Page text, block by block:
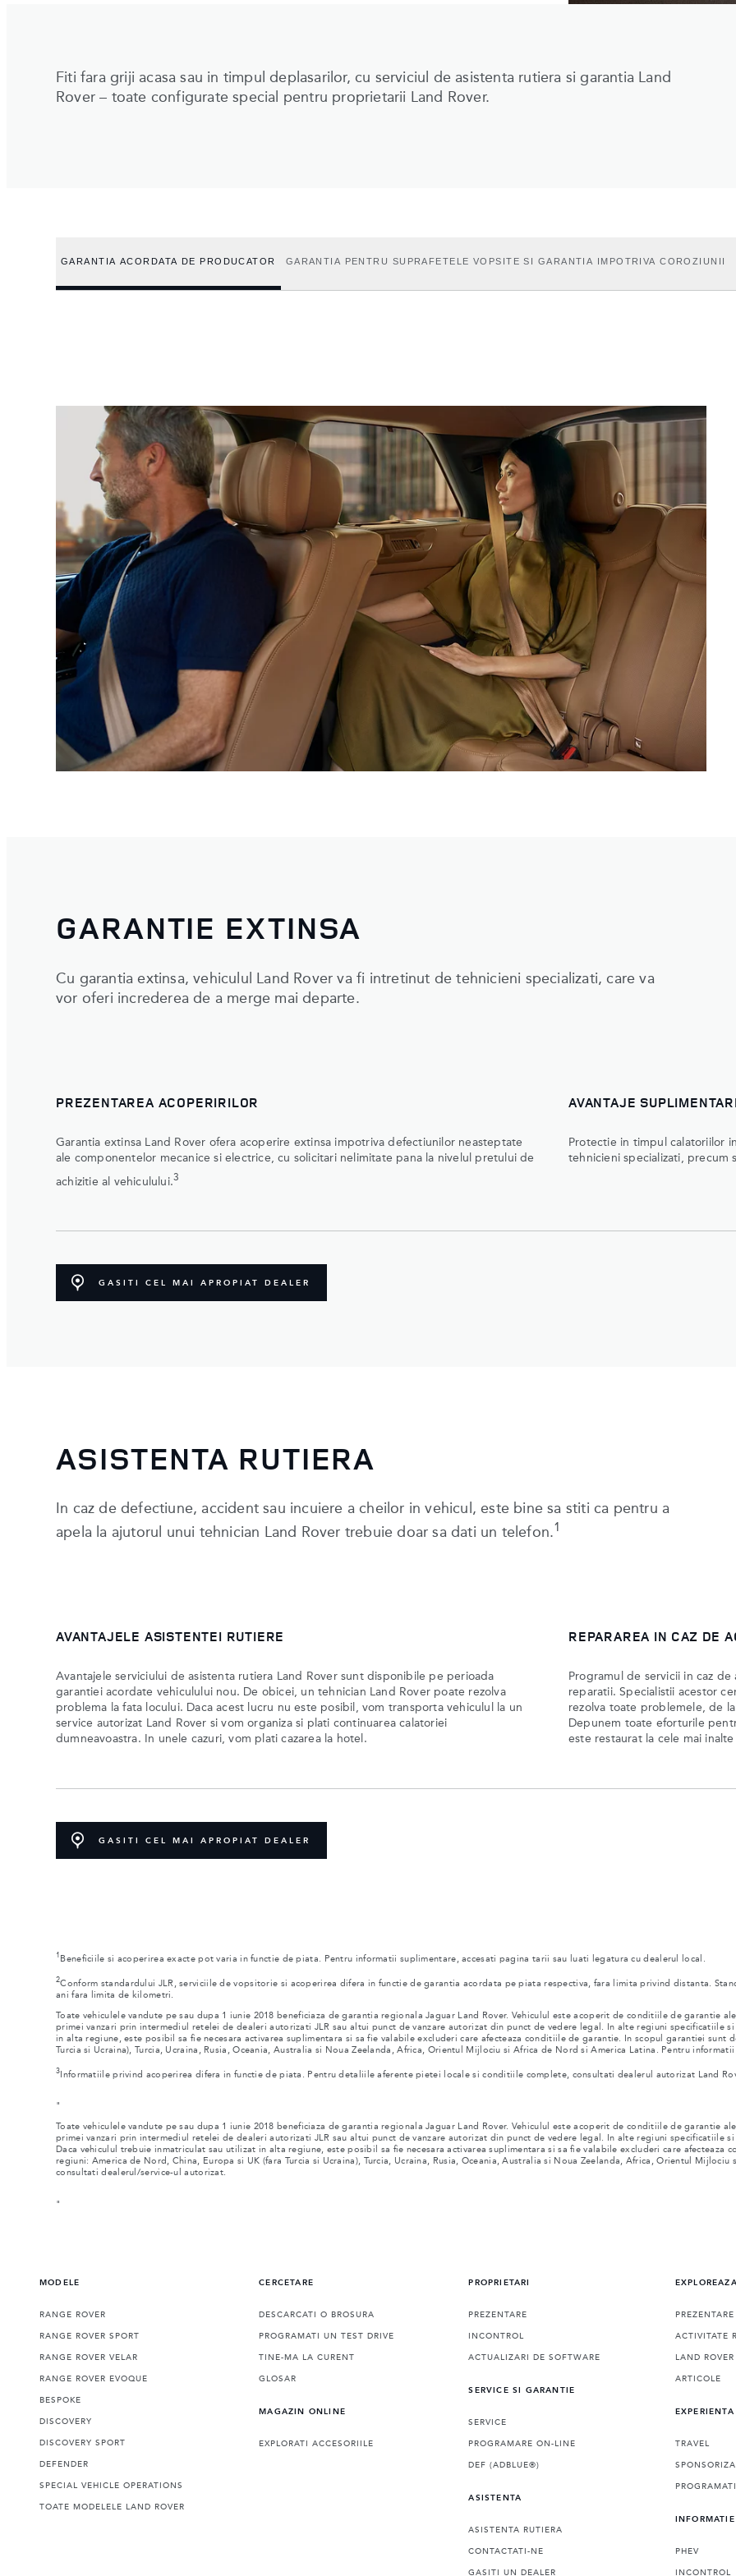
Fiti fara griji acasa sau in timpul deplasarilor, cu serviciul de asistenta rutiera si garantia Land
Rover – toate configurate special pentru proprietarii Land Rover.
GARANTIA ACORDATA DE PRODUCATOR GARANTIA PENTRU SUPRAFETELE VOPSITE SI GARANTIA IMPOTRIVA COROZIUNII
GARANTIE EXTINSA
Cu garantia extinsa, vehiculul Land Rover va fi intretinut de tehnicieni specializati, care va
vor oferi increderea de a merge mai departe.
PREZENTAREA ACOPERIRILOR
Garantia extinsa Land Rover ofera acoperire extinsa impotriva defectiunilor neasteptate
ale componentelor mecanice si electrice, cu solicitari nelimitate pana la nivelul pretului de
achizitie al vehiculului.3
AVANTAJE
Protectie in timpul calatoriilor
tehnicieni specializati, precum
GASITI CEL MAI APROPIAT DEALER
ASISTENTA RUTIERA
In caz de defectiune, accident sau incuiere a cheilor in vehicul, este bine sa stiti ca pentru a
apela la ajutorul unui tehnician Land Rover trebuie doar sa dati un telefon.1
AVANTAJELE ASISTENTEI RUTIERE
Avantajele serviciului de asistenta rutiera Land Rover sunt disponibile pe perioada
garantiei acordate vehiculului nou. De obicei, un tehnician Land Rover poate rezolva
problema la fata locului. Daca acest lucru nu este posibil, vom transporta vehiculul la un
service autorizat Land Rover si vom organiza si plati continuarea calatoriei
dumneavoastra. In unele cazuri, vom plati cazarea la hotel.
REPARAREA IN CAZ DE
Programul de servicii in caz
reparatii. Specialistii acestor
rezolva toate problemele, de
Depunem toate eforturile
este restaurat la cele mai
GASITI CEL MAI APROPIAT DEALER
1 Beneficiile si acoperirea exacte pot varia in functie de piata. Pentru informatii suplimentare, accesati pagina tarii sau luati legatura cu dealerul local.
2Conform standardului JLR, serviciile de vopsitorie si acoperirea difera in functie de garantia acordata pe piata respectiva, fara limita privind distanta.
ani fara limita de kilometri.
Toate vehiculele vandute pe sau dupa 1 iunie 2018 beneficiaza de garantia regionala Jaguar Land Rover. Vehiculul este acoperit de conditiile de garantie
primei vanzari prin intermediul retelei de dealeri autorizati JLR sau altui punct de vanzare autorizat din punct de vedere legal. In alte regiuni specificatiile
in alta regiune, este posibil sa fie necesara activarea suplimentara si sa fie valabile excluderi care afecteaza conditiile de garantie. In scopul garantiei
Turcia si Ucraina), Turcia, Ucraina, Rusia, Oceania, Australia si Noua Zeelanda, Africa, Orientul Mijlociu si Africa de Nord si America Latina. Pentru
3 Informatiile privind acoperirea difera in functie de piata. Pentru detaliile aferente pietei locale si conditiile complete, consultati dealerul autorizat Land
"
Toate vehiculele vandute pe sau dupa 1 iunie 2018 beneficiaza de garantia regionala Jaguar Land Rover. Vehiculul este acoperit de conditiile de garantie
primei vanzari prin intermediul retelei de dealeri autorizati JLR sau altui punct de vanzare autorizat din punct de vedere legal. In alte regiuni specificatiile
Daca vehiculul trebuie inmatriculat sau utilizat in alta regiune, este posibil sa fie necesara activarea suplimentara si sa fie valabile excluderi care
regiuni: America de Nord, China, Europa si UK (fara Turcia si Ucraina), Turcia, Ucraina, Rusia, Oceania, Australia si Noua Zeelanda, Africa, Orientul
consultati dealerul/service-ul autorizat.
"
MODELE
RANGE ROVER
RANGE ROVER SPORT
RANGE ROVER VELAR
RANGE ROVER EVOQUE
BESPOKE
DISCOVERY
DISCOVERY SPORT
DEFENDER
SPECIAL VEHICLE OPERATIONS
TOATE MODELELE LAND ROVER
CERCETARE
DESCARCATI O BROSURA
PROGRAMATI UN TEST DRIVE
TINE-MA LA CURENT
GLOSAR
MAGAZIN ONLINE
EXPLORATI ACCESORIILE
PROPRIETARI
PREZENTARE
INCONTROL
ACTUALIZARI DE SOFTWARE
SERVICE SI GARANTIE
SERVICE
PROGRAMARE ON-LINE
DEF (ADBLUE®)
ASISTENTA
ASISTENTA RUTIERA
CONTACTATI-NE
GASITI UN DEALER
PREZENTARE
ACTIVITATE
LAND
ARTICOLE
TRAVEL
PHEV
INCONTROL